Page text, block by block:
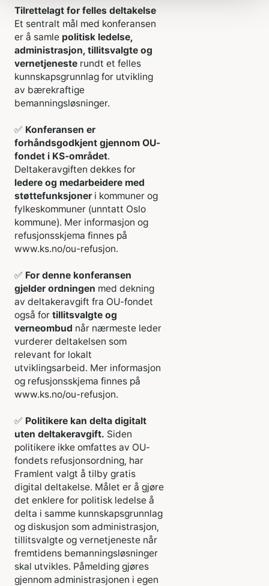
Tilrettelagt for felles deltakelse
Et sentralt mål med konferansen
er å samle politisk ledelse,
administrasjon, tillitsvalgte og
vernetjeneste rundt et felles
kunnskapsgrunnlag for utvikling
av bærekraftige
bemanningsløsninger.
✅ Konferansen er
forhåndsgodkjent gjennom OU-
fondet i KS-området.
Deltakeravgiften dekkes for
ledere og medarbeidere med
støttefunksjoner i kommuner og
fylkeskommuner (unntatt Oslo
kommune). Mer informasjon og
refusjonsskjema finnes på
www.ks.no/ou-refusjon.
✅ For denne konferansen
gjelder ordningen med dekning
av deltakeravgift fra OU-fondet
også for tillitsvalgte og
verneombud når nærmeste leder
vurderer deltakelsen som
relevant for lokalt
utviklingsarbeid. Mer informasjon
og refusjonsskjema finnes på
www.ks.no/ou-refusjon.
✅ Politikere kan delta digitalt
uten deltakeravgift. Siden
politikere ikke omfattes av OU-
fondets refusjonsordning, har
Framlent valgt å tilby gratis
digital deltakelse. Målet er å gjøre
det enklere for politisk ledelse å
delta i samme kunnskapsgrunnlag
og diskusjon som administrasjon,
tillitsvalgte og vernetjeneste når
fremtidens bemanningsløsninger
skal utvikles. Påmelding gjøres
gjennom administrasjonen i egen